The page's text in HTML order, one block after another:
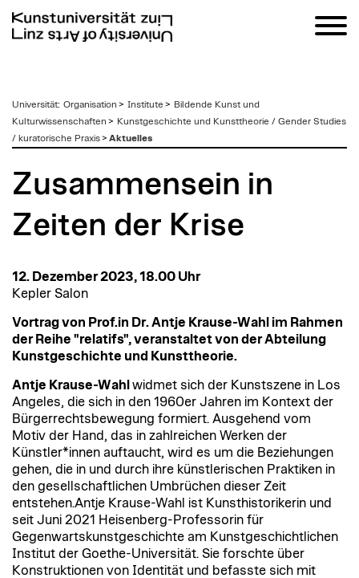
zum
Inhalt
Universität: Organisation > Institute > Bildende Kunst und
Kulturwissenschaften > Kunstgeschichte und Kunsttheorie / Gender Studies
/ kuratorische Praxis> Aktuelles
Zusammensein in
Zeiten der Krise
12. Dezember 2023, 18.00 Uhr
Kepler Salon
Vortrag von Prof.in Dr. Antje Krause-Wahl im Rahmen
der Reihe "relatifs", veranstaltet von der Abteilung
Kunstgeschichte und Kunsttheorie.
Antje Krause-Wahl widmet sich der Kunstszene in Los
Angeles, die sich in den 1960er Jahren im Kontext der
Bürgerrechtsbewegung formiert. Ausgehend vom
Motiv der Hand, das in zahlreichen Werken der
Künstler*innen auftaucht, wird es um die Beziehungen
gehen, die in und durch ihre künstlerischen Praktiken in
den gesellschaftlichen Umbrüchen dieser Zeit
entstehen.Antje Krause-Wahl ist Kunsthistorikerin und
seit Juni 2021 Heisenberg-Professorin für
Gegenwartskunstgeschichte am Kunstgeschichtlichen
Institut der Goethe-Universität. Sie forschte über
Konstruktionen von Identität und befasste sich mit